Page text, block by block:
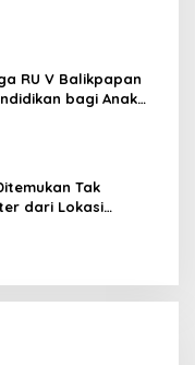
RU V Balikpapan
bagi Anak
Tak
dari Lokasi